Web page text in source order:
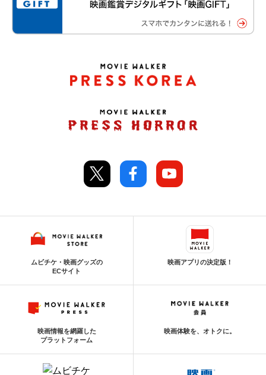
ムビチケ・映画グッズの
ECサイト
映画アプリの決定版！
映画情報を網羅した
プラットフォーム
映画体験を、オトクに。